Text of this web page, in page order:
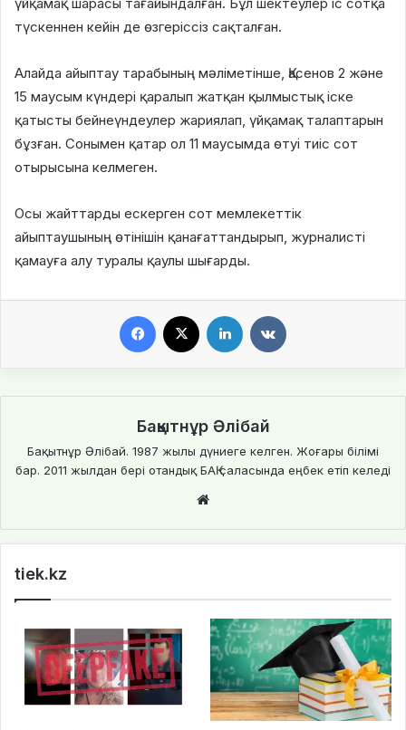
үйқамақ шарасы тағайындалған. Бұл шектеулер іс сотқа
түскеннен кейін де өзгеріссіз сақталған.
Алайда айыптау тарабының мәліметінше, Қасенов 2 және
15 маусым күндері қаралып жатқан қылмыстық іске
қатысты бейнеүндеулер жариялап, үйқамақ талаптарын
бұзған. Сонымен қатар ол 11 маусымда өтуі тиіс сот
отырысына келмеген.
Осы жайттарды ескерген сот мемлекеттік
айыптаушының өтінішін қанағаттандырып, журналисті
қамауға алу туралы қаулы шығарды.
Бақытнұр Әлібай
Бақытнұр Әлібай. 1987 жылы дүниеге келген. Жоғары білімі
бар. 2011 жылдан бері отандық БАҚ саласында еңбек етіп келеді
te
tiek.kz